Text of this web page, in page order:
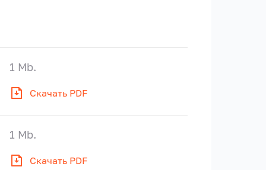
Скачать PDF
1 Mb.
Скачать PDF
1 Mb.